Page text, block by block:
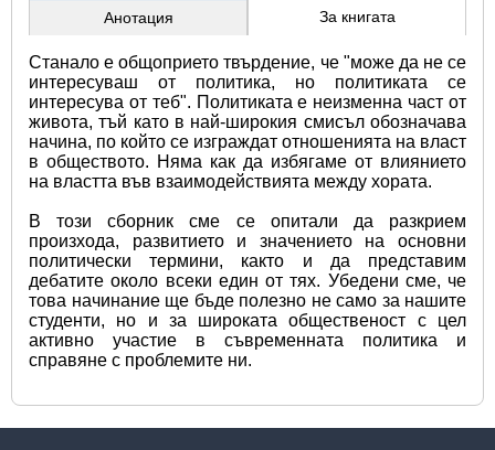
Анотация За книгата
Станало е общоприето твърдение, че "може да не се
интересуваш от политика, но политиката се
интересува от теб". Политиката е неизменна част от
живота, тъй като в най-широкия смисъл обозначава
начина, по който се изграждат отношенията на власт
в обществото. Няма как да избягаме от влиянието
на властта във взаимодействията между хората.
В този сборник сме се опитали да разкрием
произхода, развитието и значението на основни
политически термини, както и да представим
дебатите около всеки един от тях. Убедени сме, че
това начинание ще бъде полезно не само за нашите
студенти, но и за широката общественост с цел
активно участие в съвременната политика и
справяне с проблемите ни.